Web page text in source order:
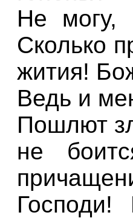
Не могу,
Сколько
жития!
Ведь и
Пошлют
не